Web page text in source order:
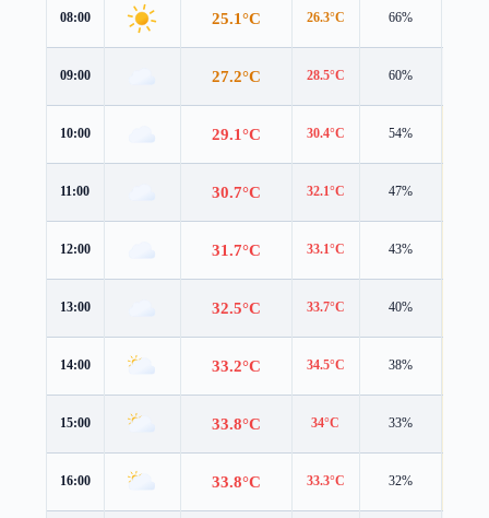
08:00 25.1°C 26.3°C 66%
09:00 27.2°C 28.5°C 60%
10:00 29.1°C 30.4°C 54%
11:00 30.7°C 32.1°C 47%
12:00 31.7°C 33.1°C 43%
13:00 32.5°C 33.7°C 40%
14:00 33.2°C 34.5°C 38%
15:00 33.8°C 34°C 33%
16:00 33.8°C 33.3°C 32%